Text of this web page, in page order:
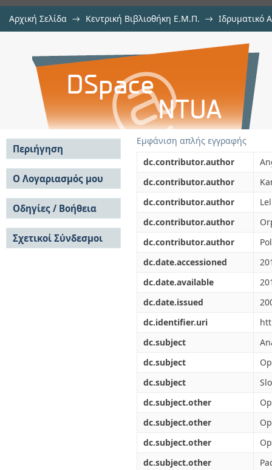
Αρχική Σελίδα → Κεντρική Βιβλιοθήκη Ε.Μ.Π. → Ιδρυματικό
Analytical evaluation and
switching scheme with two way
Εμφάνιση απλής εγγραφής
dc.contributor.author
dc.contributor.author
dc.contributor.author
dc.contributor.author
dc.contributor.author
dc.date.accessioned
dc.date.available
dc.date.issued
dc.identifier.uri
dc.subject
dc.subject
dc.subject
dc.subject.other
dc.subject.other
dc.subject.other
dc.subject.other
Περιήγηση
Σε όλο το DSpace
Κοινότητες & Συλλογές
Ανά Ημερομηνία
Έκδοσης
Συγγραφείς
Τίτλοι
Θέματα
Ο Λογαριασμός μου
Σύνδεση
Εγγραφή
Οδηγίες / Βοήθεια
Οδηγίες Υποβολής
Οδηγίες Χρήσης ΙΑ
Συχνές Ερωτήσεις
Σχετικοί Σύνδεσμοι